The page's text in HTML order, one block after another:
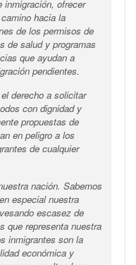
inmigración, ofrecer
hacia la
de los permisos de
de salud y programas
que ayudan a
pendientes.
derecho a solicitar
con dignidad y
propuestas de
en peligro a los
de cualquier
nación. Sabemos
especial nuestra
escasez de
que representa nuestra
inmigrantes son la
económica y